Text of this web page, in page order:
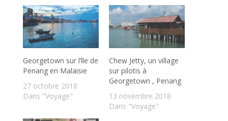
Georgetown sur l’île de
Penang en Malaisie
27 octobre 2018
Dans "Voyage"
Chew Jetty, un village
sur pilotis à
Georgetown , Penang
13 novembre 2018
Dans "Voyage"